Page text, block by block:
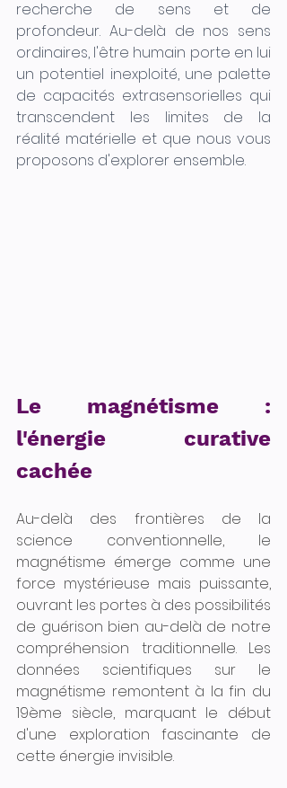
recherche de sens et de
profondeur. Au-delà de nos sens
ordinaires, l'être humain porte en lui
un potentiel inexploité, une palette
de capacités extrasensorielles qui
transcendent les limites de la
réalité matérielle et que nous vous
proposons d'explorer ensemble.
Le magnétisme :
l'énergie curative
cachée
Au-delà des frontières de la
science conventionnelle, le
magnétisme émerge comme une
force mystérieuse mais puissante,
ouvrant les portes à des possibilités
de guérison bien au-delà de notre
compréhension traditionnelle. Les
données scientifiques sur le
magnétisme remontent à la fin du
19ème siècle, marquant le début
d'une exploration fascinante de
cette énergie invisible.